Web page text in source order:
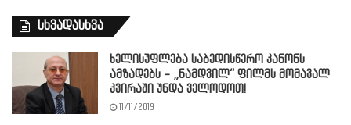
სხვადასხვა
ხელისუფლება საბედისწერო კანონს
ამზადებს – „ნამდვილ“ ფილმს მომავალ
კვირაში უნდა ველოდოთ!
11/11/2019